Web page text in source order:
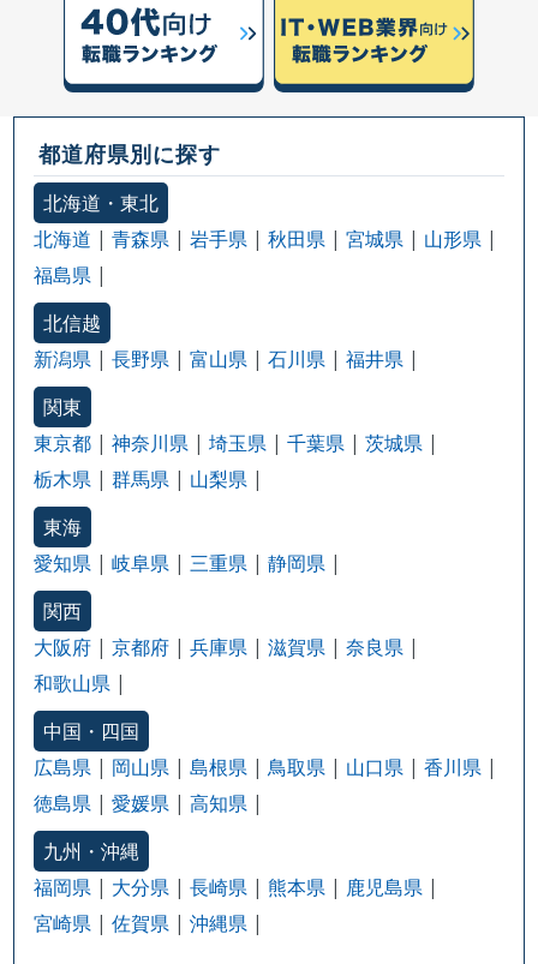
都道府県別に探す
北海道・東北
北海道
青森県 岩手県 秋田県 宮城県
山形県
福島県
北信越
新潟県
長野県 富山県 石川県
福井県
関東
東京都
神奈川県 埼玉県 千葉県
茨城県
栃木県
群馬県
山梨県
東海
愛知県
岐阜県 三重県
静岡県
関西
大阪府
京都府 兵庫県 滋賀県
奈良県
和歌山県
中国・四国
広島県
岡山県 島根県 鳥取県 山口県
香川県
徳島県
愛媛県
高知県
九州・沖縄
福岡県
大分県 長崎県 熊本県
鹿児島県
宮崎県
佐賀県 沖縄県